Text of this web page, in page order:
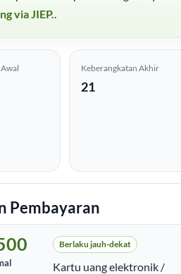
via JIEP.
Keberangkatan Akhir
21
Pembayaran
Berlaku jauh-dekat
Kartu uang elektronik /